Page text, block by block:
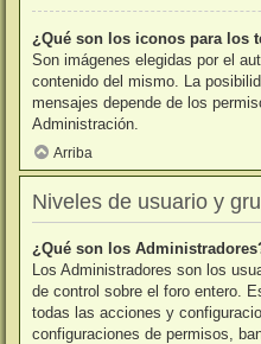
¿Qué son los iconos para los
Son imágenes elegidas por el
contenido del mismo. La
mensajes depende de los
Administración.
Arriba
Niveles de usuario y
¿Qué son los
Los Administradores son los
de control sobre el foro entero.
todas las acciones y
configuraciones de permisos,